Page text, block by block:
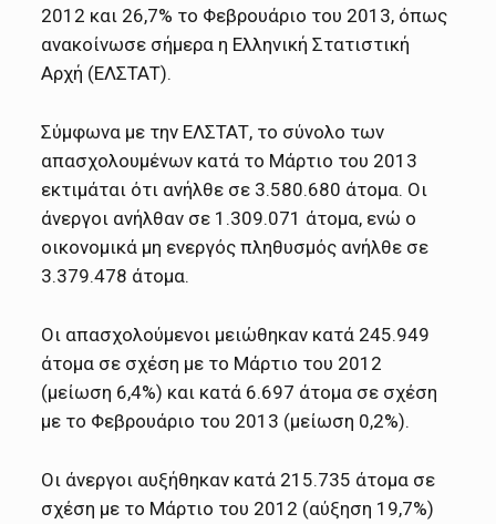
2012 και 26,7% το Φεβρουάριο του 2013, όπως
ανακοίνωσε σήμερα η Ελληνική Στατιστική
Αρχή (ΕΛΣΤΑΤ).
Σύμφωνα με την ΕΛΣΤΑΤ, το σύνολο των
απασχολουμένων κατά το Μάρτιο του 2013
εκτιμάται ότι ανήλθε σε 3.580.680 άτομα. Οι
άνεργοι ανήλθαν σε 1.309.071 άτομα, ενώ ο
οικονομικά μη ενεργός πληθυσμός ανήλθε σε
3.379.478 άτομα.
Οι απασχολούμενοι μειώθηκαν κατά 245.949
άτομα σε σχέση με το Μάρτιο του 2012
(μείωση 6,4%) και κατά 6.697 άτομα σε σχέση
με το Φεβρουάριο του 2013 (μείωση 0,2%).
Οι άνεργοι αυξήθηκαν κατά 215.735 άτομα σε
σχέση με το Μάρτιο του 2012 (αύξηση 19,7%)